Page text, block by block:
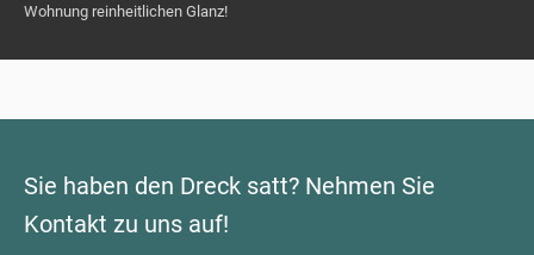
Wohnung reinheitlichen Glanz!
Sie haben den Dreck satt? Nehmen Sie
Kontakt zu uns auf!